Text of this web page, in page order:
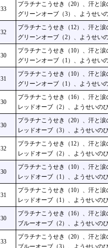
33
プラチナこうせき（20）、汗と涙
グリーンオーブ（3）、ようせい
32
プラチナこうせき（12）、汗と涙
グリーンオーブ（2）、ようせい
30
プラチナこうせき（10）、汗と涙
グリーンオーブ（1）、ようせい
31
プラチナこうせき（10）、汗と涙
グリーンオーブ（1）、ようせい
30
プラチナこうせき（16）、汗と涙
レッドオーブ（2）、ようせいの
30
プラチナこうせき（20）、汗と涙
レッドオーブ（3）、ようせいの
32
プラチナこうせき（12）、汗と涙
レッドオーブ（2）、ようせいの
30
プラチナこうせき（10）、汗と涙
レッドオーブ（1）、ようせいの
31
プラチナこうせき（10）、汗と涙
レッドオーブ（1）、ようせいの
30
プラチナこうせき（16）、汗と涙
ブルーオーブ（2）、ようせいの
33
プラチナこうせき（20）、汗と涙
ブルーオーブ（3）、ようせいの